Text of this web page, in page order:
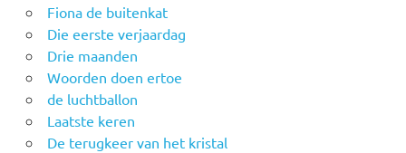
Fiona de buitenkat
Die eerste verjaardag
Drie maanden
Woorden doen ertoe
de luchtballon
Laatste keren
De terugkeer van het kristal